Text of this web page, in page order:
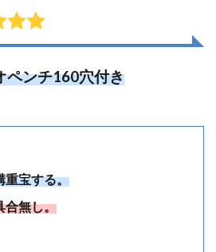
ンチ160穴付き
重宝する。
合無し。